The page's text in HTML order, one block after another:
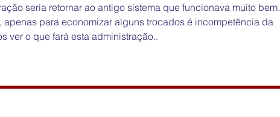
seria retornar ao antigo sistema que funcionava muito bem.
apenas para economizar alguns trocados é incompetência da
ver o que fará esta administração..